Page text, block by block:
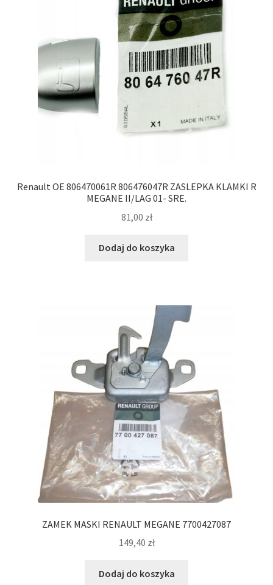
Renault OE 806470061R 806476047R ZASLEPKA KLAMKI R
MEGANE II/LAG 01- SRE.
81,00 zł
Dodaj do koszyka
ZAMEK MASKI RENAULT MEGANE 7700427087
149,40 zł
Dodaj do koszyka